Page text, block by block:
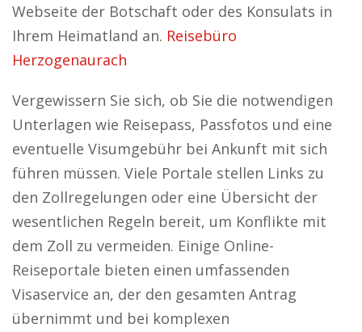
Webseite der Botschaft oder des Konsulats in
Ihrem Heimatland an. Reisebüro
Herzogenaurach
Vergewissern Sie sich, ob Sie die notwendigen
Unterlagen wie Reisepass, Passfotos und eine
eventuelle Visumgebühr bei Ankunft mit sich
führen müssen. Viele Portale stellen Links zu
den Zollregelungen oder eine Übersicht der
wesentlichen Regeln bereit, um Konflikte mit
dem Zoll zu vermeiden. Einige Online-
Reiseportale bieten einen umfassenden
Visaservice an, der den gesamten Antrag
übernimmt und bei komplexen